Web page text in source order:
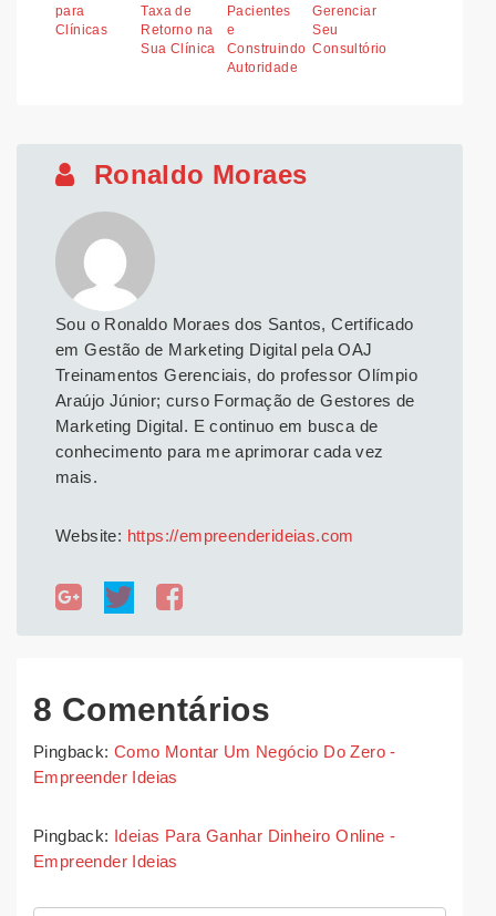
para
Clínicas
Taxa de
Retorno na
Sua Clínica
Pacientes
e
Construindo
Autoridade
Gerenciar
Seu
Consultório
Ronaldo Moraes
Sou o Ronaldo Moraes dos Santos, Certificado
em Gestão de Marketing Digital pela OAJ
Treinamentos Gerenciais, do professor Olímpio
Araújo Júnior; curso Formação de Gestores de
Marketing Digital. E continuo em busca de
conhecimento para me aprimorar cada vez
mais.
Website: https://empreenderideias.com
8 Comentários
Pingback: Como Montar Um Negócio Do Zero -
Empreender Ideias
Pingback: Ideias Para Ganhar Dinheiro Online -
Empreender Ideias